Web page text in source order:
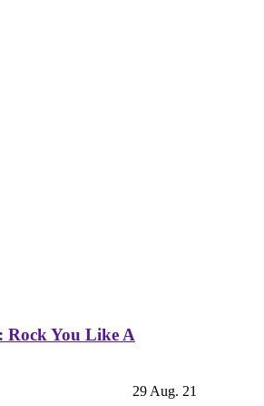
Rock You Like A
29 Aug. 21